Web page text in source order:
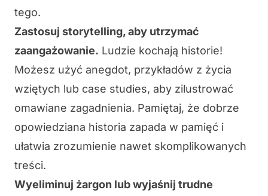
tego.
Zastosuj storytelling, aby utrzymać
zaangażowanie. Ludzie kochają historie!
Możesz użyć anegdot, przykładów z życia
wziętych lub case studies, aby zilustrować
omawiane zagadnienia. Pamiętaj, że dobrze
opowiedziana historia zapada w pamięć i
ułatwia zrozumienie nawet skomplikowanych
treści.
Wyeliminuj żargon lub wyjaśnij trudne